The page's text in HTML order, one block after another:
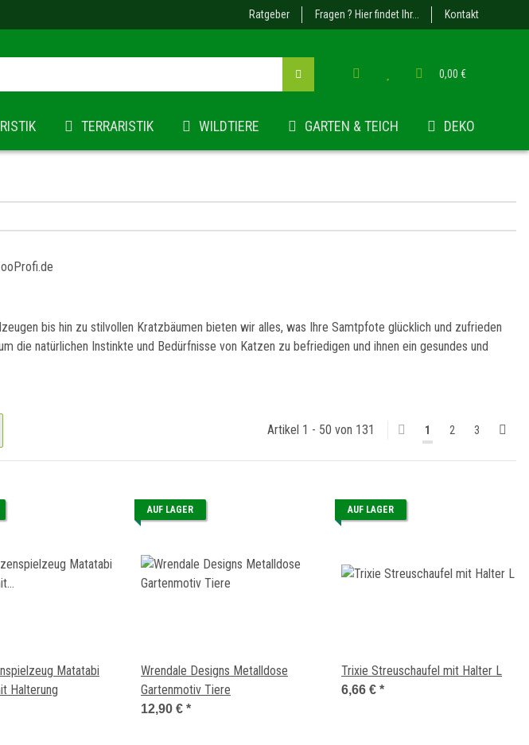
Ratgeber Fragen ? Hier findet Ihr... Kontakt
0,00 €
TERRARISTIK WILDTIERE GARTEN & TEICH DEKO
bis hin zu stilvollen Kratzbäumen bieten wir alles, was Ihre Samtpfote glücklich und zufrieden
die natürlichen Instinkte und Bedürfnisse von Katzen zu befriedigen und ihnen ein gesundes und
Artikel 1 - 50 von 131 1 2 3
Matatabi
Halterung
AUF LAGER
Wrendale Designs Metalldose
Gartenmotiv Tiere
12,90 € *
AUF LAGER
Trixie Streuschaufel mit Halter L
6,66 € *